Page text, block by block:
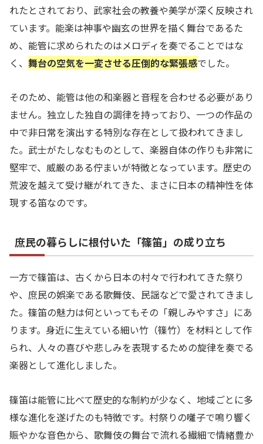
れたとされており、武家社会の教養や美学が深く反映され
ています。能楽は神事や幽玄の世界を描く舞台であるた
め、能管に求められたのはメロディを奏でることではな
く、 舞台の空気を一変させる圧倒的な緊張感でした。
そのため、能管は他の和楽器と音程を合わせる必要があり
ません。独立した独自の調律を持っており、一つの作品の
中で非日常を演出する特別な存在として扱われてきまし
た。武士がたしなむものとして、楽器自体の作りも非常に
堅牢で、威厳のある佇まいが特徴となっています。歴史の
荒波を越えて受け継がれてきた、まさに日本の精神性を体
現する笛なのです。
庶民の暮らしに根付いた「篠笛」の成り立ち
一方で篠笛は、古くから日本の村々で行われてきた祭り
や、庶民の娯楽である歌舞伎、民謡などで愛されてきまし
た。篠笛の魅力は何といってもその「親しみやすさ」にあ
ります。身近に生えている細い竹（篠竹）を材料として作
られ、人々の喜びや悲しみを表現するための旋律を奏でる
楽器として進化しました。
篠笛は能管に比べて歴史的な制約が少なく、地域ごとに多
様な進化を遂げたのも特徴です。村祭りの囃子で鳴り響く
賑やかな音色から、歌舞伎の舞台で流れる繊細で情緒豊か